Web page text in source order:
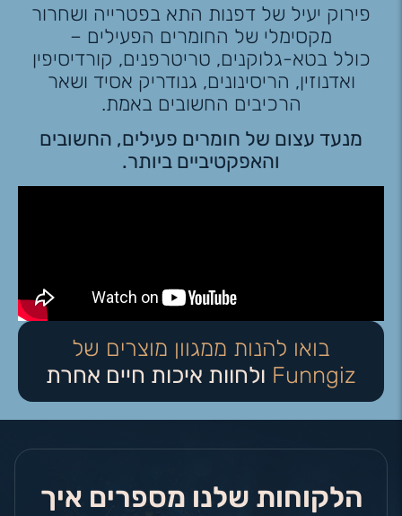
פירוק יעיל של דפנות התא בפטרייה ושחרור
מקסימלי של החומרים הפעילים –
כולל בטא-גלוקנים, טריטרפנים, קורדיסיפין
ואדנוזין, הריסינונים, גנודריק אסיד ושאר
הרכיבים החשובים באמת.
מנעד עצום של חומרים פעילים, החשובים
והאפקטיביים ביותר.
בואו להנות ממגוון מוצרים של
Funngiz ולחוות איכות חיים אחרת
הלקוחות שלנו מספרים איך